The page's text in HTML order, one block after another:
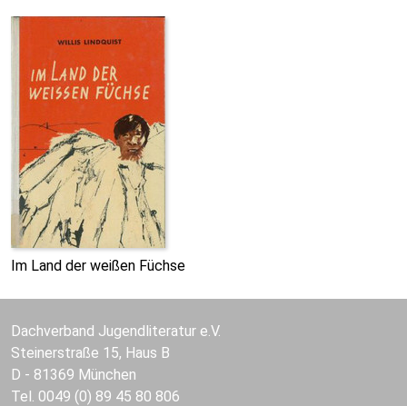
Im Land der weißen Füchse
Dachverband Jugendliteratur e.V.
Steinerstraße 15, Haus B
D - 81369 München
Tel. 0049 (0) 89 45 80 806